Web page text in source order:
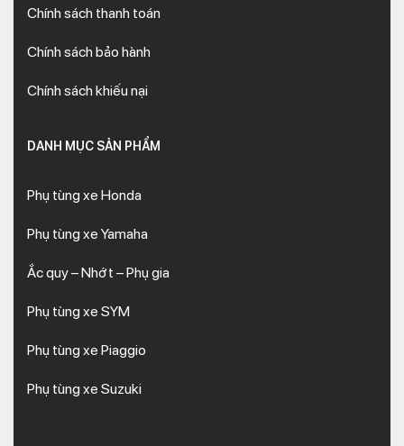
Chính sách thanh toán
Chính sách bảo hành
Chính sách khiếu nại
DANH MỤC SẢN PHẨM
Phụ tùng xe Honda
Phụ tùng xe Yamaha
Ắc quy – Nhớt – Phụ gia
Phụ tùng xe SYM
Phụ tùng xe Piaggio
Phụ tùng xe Suzuki